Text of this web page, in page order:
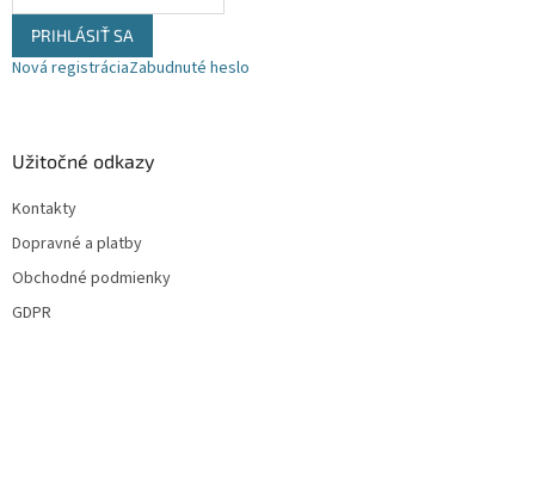
PRIHLÁSIŤ SA
Nová registráciaZabudnuté heslo
Užitočné odkazy
Kontakty
Dopravné a platby
Obchodné podmienky
GDPR